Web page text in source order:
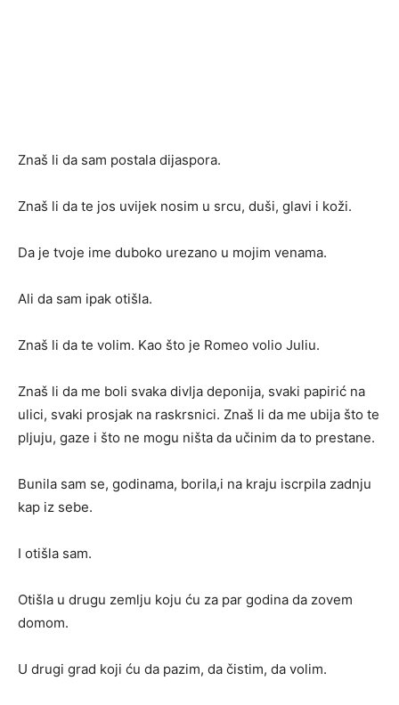
Znaš li da sam postala dijaspora.
Znaš li da te jos uvijek nosim u srcu, duši, glavi i koži.
Da je tvoje ime duboko urezano u mojim venama.
Ali da sam ipak otišla.
Znaš li da te volim. Kao što je Romeo volio Juliu.
Znaš li da me boli svaka divlja deponija, svaki papirić na
ulici, svaki prosjak na raskrsnici. Znaš li da me ubija što te
pljuju, gaze i što ne mogu ništa da učinim da to prestane.
Bunila sam se, godinama, borila,i na kraju iscrpila zadnju
kap iz sebe.
I otišla sam.
Otišla u drugu zemlju koju ću za par godina da zovem
domom.
U drugi grad koji ću da pazim, da čistim, da volim.